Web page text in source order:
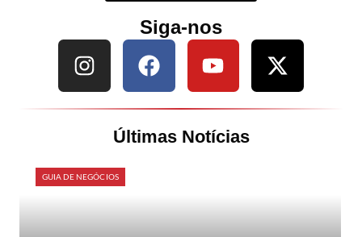
Siga-nos
Últimas Notícias
GUIA DE NEGÓCIOS